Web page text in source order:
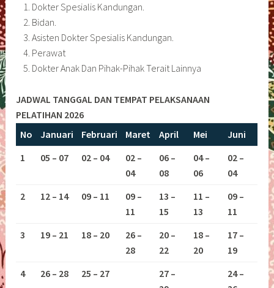
Dokter Spesialis Kandungan.
Bidan.
Asisten Dokter Spesialis Kandungan.
Perawat
Dokter Anak Dan Pihak-Pihak Terait Lainnya
JADWAL TANGGAL DAN TEMPAT PELAKSANAAN
PELATIHAN 2026
No
Januari Februari Maret April Mei
Juni
1
05 – 07 02 – 04
02 –
04
06 –
08
04 –
06
02 –
04
2
12 – 14 09 – 11
09 –
11
13 –
15
11 –
13
09 –
11
3
19 – 21 18 – 20
26 –
28
20 –
22
18 –
20
17 –
19
4
26 – 28 25 – 27
27 –
24 –